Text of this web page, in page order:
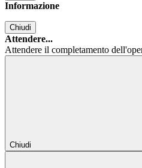
Informazione
Chiudi
Attendere...
Attendere il completamento
Chiudi